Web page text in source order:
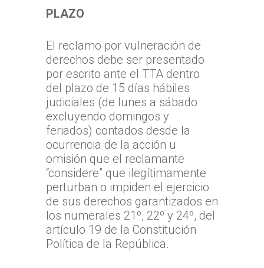
PLAZO
El reclamo por vulneración de
derechos debe ser presentado
por escrito ante el TTA dentro
del plazo de 15 días hábiles
judiciales (de lunes a sábado
excluyendo domingos y
feriados) contados desde la
ocurrencia de la acción u
omisión que el reclamante
“considere” que ilegítimamente
perturban o impiden el ejercicio
de sus derechos garantizados en
los numerales 21º, 22º y 24º, del
artículo 19 de la Constitución
Política de la República.